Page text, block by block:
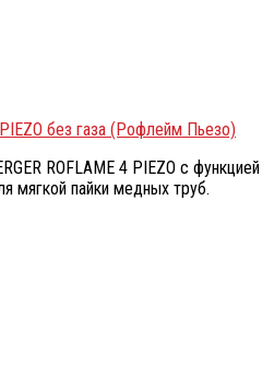
без газа (Рофлейм Пьезо)
ROFLAME 4 PIEZO с функцией
мягкой пайки медных труб.